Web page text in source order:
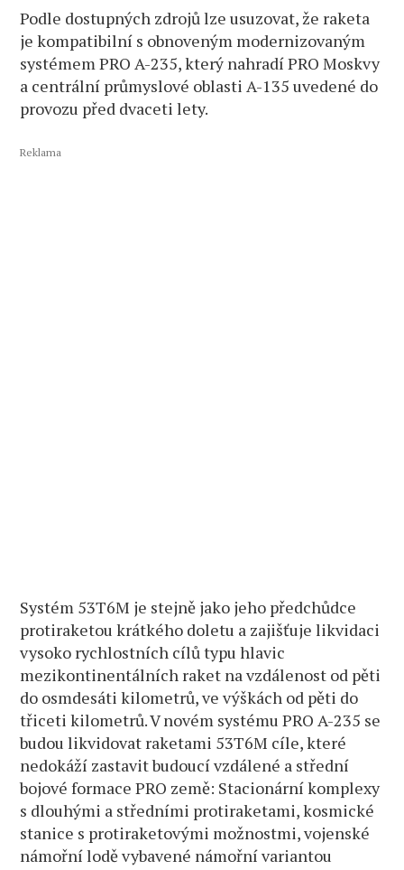
Podle dostupných zdrojů lze usuzovat, že raketa
je kompatibilní s obnoveným modernizovaným
systémem PRO A-235, který nahradí PRO Moskvy
a centrální průmyslové oblasti A-135 uvedené do
provozu před dvaceti lety.
Reklama
Systém 53T6M je stejně jako jeho předchůdce
protiraketou krátkého doletu a zajišťuje likvidaci
vysoko rychlostních cílů typu hlavic
mezikontinentálních raket na vzdálenost od pěti
do osmdesáti kilometrů, ve výškách od pěti do
třiceti kilometrů. V novém systému PRO A-235 se
budou likvidovat raketami 53T6M cíle, které
nedokáží zastavit budoucí vzdálené a střední
bojové formace PRO země: Stacionární komplexy
s dlouhými a středními protiraketami, kosmické
stanice s protiraketovými možnostmi, vojenské
námořní lodě vybavené námořní variantou